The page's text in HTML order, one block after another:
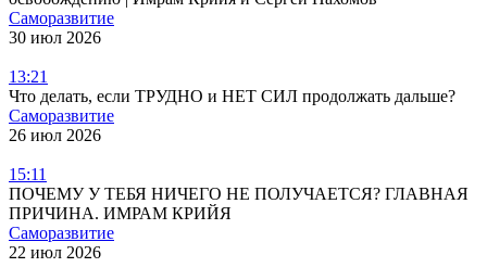
Саморазвитие
30 июл 2026
13:21
Что делать, если ТРУДНО и НЕТ СИЛ продолжать дальше?
Саморазвитие
26 июл 2026
15:11
ПОЧЕМУ У ТЕБЯ НИЧЕГО НЕ ПОЛУЧАЕТСЯ? ГЛАВНАЯ
ПРИЧИНА. ИМРАМ КРИЙЯ
Саморазвитие
22 июл 2026